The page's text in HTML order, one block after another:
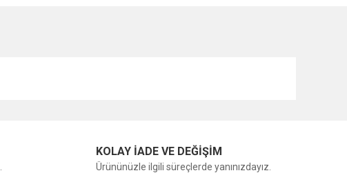
KOLAY İADE VE DEĞİŞİM
Ürününüzle ilgili süreçlerde yanınızdayız.